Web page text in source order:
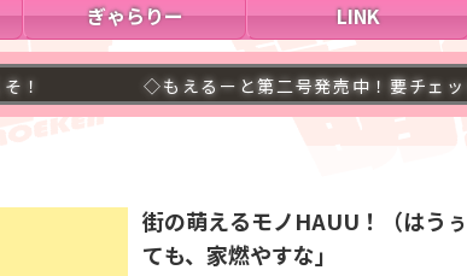
ぎゃらりー LINK
◇もえるーと第二号発売中！要チェックよ♪
街の萌えるモノHAUU！（はう
ても、家燃やすな」